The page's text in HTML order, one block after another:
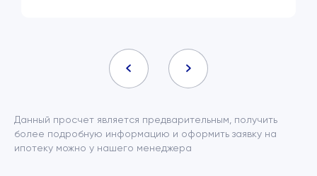
Данный просчет является предварительным, получить
более подробную информацию и оформить заявку на
ипотеку можно у нашего менеджера